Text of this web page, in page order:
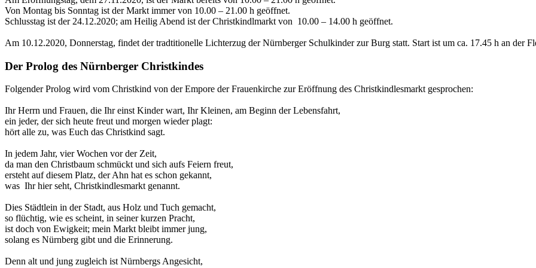
Von Montag bis Sonntag ist der Markt immer von 10.00 – 21.00 h geöffnet.
Schlusstag ist der 24.12.2020; am Heilig Abend ist der Christkindlmarkt von 10.00 – 14.00 h geöffnet.
Am 10.12.2020, Donnerstag, findet der tradtitionelle Lichterzug der Nürnberger Schulkinder zur Burg statt. Start ist um ca. 17.45 h an der
Der Prolog des Nürnberger Christkindes
Folgender Prolog wird vom Christkind von der Empore der Frauenkirche zur Eröffnung des Christkindlesmarkt gesprochen:
Ihr Herrn und Frauen, die Ihr einst Kinder wart, Ihr Kleinen, am Beginn der Lebensfahrt,
ein jeder, der sich heute freut und morgen wieder plagt:
hört alle zu, was Euch das Christkind sagt.
In jedem Jahr, vier Wochen vor der Zeit,
da man den Christbaum schmückt und sich aufs Feiern freut,
ersteht auf diesem Platz, der Ahn hat es schon gekannt,
was Ihr hier seht, Christkindlesmarkt genannt.
Dies Städtlein in der Stadt, aus Holz und Tuch gemacht,
so flüchtig, wie es scheint, in seiner kurzen Pracht,
ist doch von Ewigkeit; mein Markt bleibt immer jung,
solang es Nürnberg gibt und die Erinnerung.
Denn alt und jung zugleich ist Nürnbergs Angesicht,